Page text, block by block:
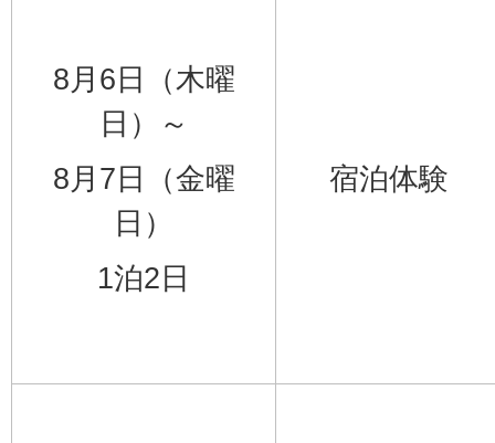
8月6日（木曜
日）～
8月7日（金曜
日）
1泊2日
宿泊体験